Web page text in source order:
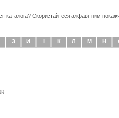
каталога? Скористайтеся алфавітним
З И І К Л М Н